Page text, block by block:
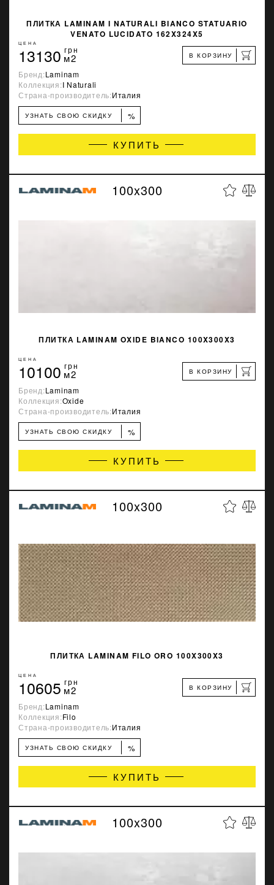
ПЛИТКА LAMINAM I NATURALI BIANCO STATUARIO
VENATO LUCIDATO 162X324X5
ЦЕНА
13130 грн
м2 В КОРЗИНУ
Бренд:Laminam
Коллекция:I Naturali
Страна-производитель:Италия
УЗНАТЬ СВОЮ СКИДКУ %
КУПИТЬ
100x300
ПЛИТКА LAMINAM OXIDE BIANCO 100X300X3
ЦЕНА
10100 грн
м2 В КОРЗИНУ
Бренд:Laminam
Коллекция:Oxide
Страна-производитель:Италия
УЗНАТЬ СВОЮ СКИДКУ %
КУПИТЬ
100x300
ПЛИТКА LAMINAM FILO ORO 100X300X3
ЦЕНА
10605 грн
м2 В КОРЗИНУ
Бренд:Laminam
Коллекция:Filo
Страна-производитель:Италия
УЗНАТЬ СВОЮ СКИДКУ %
КУПИТЬ
100x300